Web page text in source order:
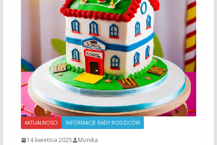
AKTUALNOŚCI INFORMACJE RADY RODZICÓW
14 kwietnia 2025 Monika